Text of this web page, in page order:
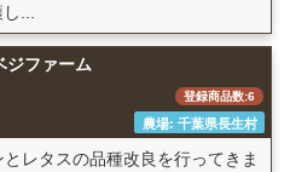
...
ジファーム
登録商品数:6
農場: 千葉県長生村
レタスの品種改良を行ってきま